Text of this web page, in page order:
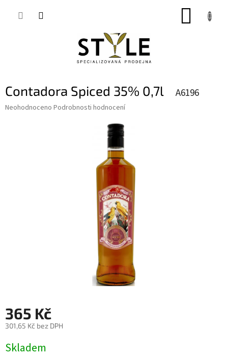
Contadora Spiced 35% 0,7l A6196
Průměrné
Neohodnoceno Podrobnosti hodnocení
365 Kč
301,65 Kč bez DPH
cena:
Skladem